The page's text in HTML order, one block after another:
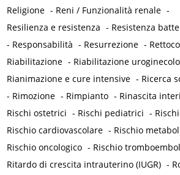
Religione - Reni / Funzionalità renale -
Resilienza e resistenza - Resistenza
- Responsabilità - Resurrezione -
Riabilitazione - Riabilitazione
Rianimazione e cure intensive - Ricerca
- Rimozione - Rimpianto - Rinascita
Rischi ostetrici - Rischi pediatrici -
Rischio cardiovascolare - Rischio
Rischio oncologico - Rischio
Ritardo di crescita intrauterino (IUGR) -